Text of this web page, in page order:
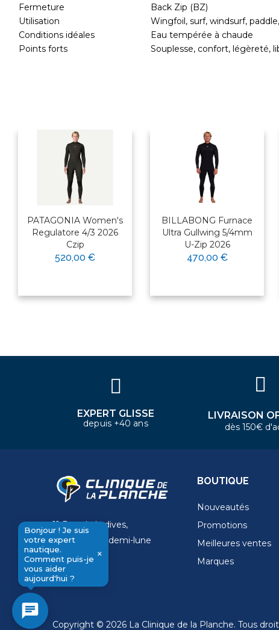
Fermeture
Back Zip (BZ)
Utilisation
Wingfoil, surf, windsurf,
Conditions idéales
Eau tempérée à chaude
Points forts
Souplesse, confort, légèreté,
PATAGONIA Women's
Regulatore 4/3 2026
Czip
520,00 €
BILLABONG Furnace
Ultra Gullwing 5/4mm
U-Zip 2026
470,00 €
×
send
Bonjour ! Je suis
votre expert
nautique.
Comment puis-je
vous aider
aujourd'hui ?
×
chat
EXPERT GLISSE
depuis +40 ans
LIVRAISON
dès 150€
11 Rue de la dives,
4 Place de la demi-lune
14000 Caen
BOUTIQUE
Nouveautés
Promotions
Meilleures ventes
Marques
Copyright © 2026 La Clinique de la Planche. Tous